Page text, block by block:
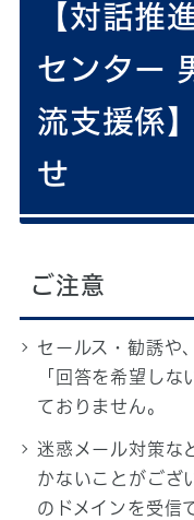
【対話推
センター
流支援係
せ
ご注意
セールス・勧誘や
「回答を希望し
ておりません。
迷惑メール対策な
かないことがござ
のドメインを受信